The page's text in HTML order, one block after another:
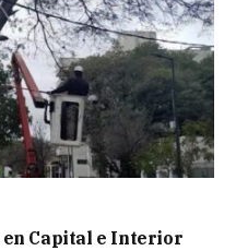
en Capital e Interior